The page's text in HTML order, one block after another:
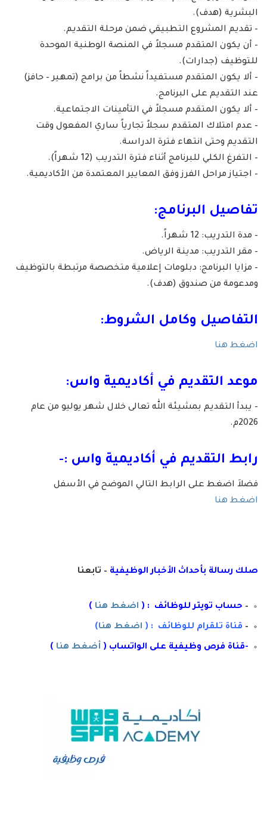
البشرية (هدف).
– تقديم المشروع التطبيقي ضمن مرحلة التقديم.
– أن يكون المتقدم مسجلاً في المنصة الوطنية الموحدة
للتوظيف (جدارات).
– ألا يكون المتقدم مستفيداً نشطاً من برامج (تمهير – حافز)
عند التقديم على البرنامج.
– ألا يكون المتقدم مسجلاً في التأمينات الاجتماعية.
– عدم امتلاك المتقدم سجلاً تجارياً ساري المفعول وقت
التقديم وحتى انتهاء فترة الدراسة.
– التفرغ الكلي للبرنامج أثناء فترة التدريب (12 شهراً).
– اجتياز مراحل الفرز وفق المعايير المعتمدة من الأكاديمية.
تفاصيل البرنامج:
– مدة التدريب: 12 شهراً.
– مقر التدريب: مدينة الرياض.
– مزايا البرنامج: دبلومات إعلامية متخصصة مرتبطة بالتوظيف
ومدعومة من صندوق (هدف).
التفاصيل وكامل الشروط:
اضغط هنا
موعد التقديم في أكاديمية واس:
– يبدأ التقديم بمشيئة الله تعالى خلال شهر يوليو من عام
2026م.
رابط التقديم في أكاديمية واس :-
فضلاَ اضغط على الرابط التالي الموضح في الأسفل
اضغط هنا
صلك رسالة بأحداث الأخبار الوظيفية – تابعنا
– حساب تويتر للوظائف : ( اضغط هنا )
– قناة تلقرام للوظائف : ( اضغط هنا)
-قناة فرص وظيفية على الواتساب ( أضغط هنا )